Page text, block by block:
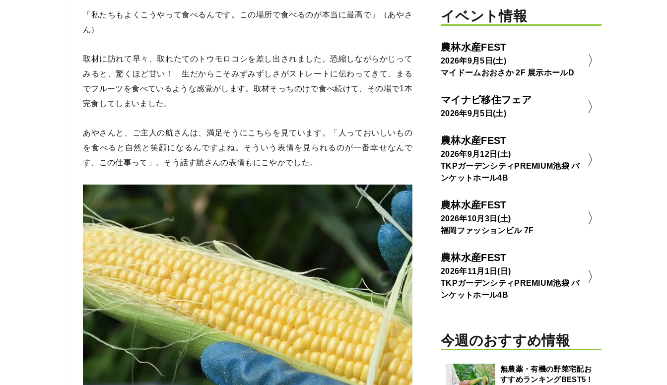
「私たちもよくこうやって食べるんです。この場所で食べるのが本当に最高で」（あやさ
ん）
取材に訪れて早々、取れたてのトウモロコシを差し出されました。恐縮しながらかじって
みると、驚くほど甘い！ 生だからこそみずみずしさがストレートに伝わってきて、まる
でフルーツを食べているような感覚がします。取材そっちのけで食べ続けて、その場で1本
完食してしまいました。
あやさんと、ご主人の航さんは、満足そうにこちらを見ています。「人っておいしいもの
を食べると自然と笑顔になるんですよね。そういう表情を見られるのが一番幸せなんで
す、この仕事って」。そう話す航さんの表情もにこやかでした。
イベント情報
農林水産FEST
2026年9月5日(土)
マイドームおおさか 2F 展示ホールD
マイナビ移住フェア
2026年9月5日(土)
農林水産FEST
2026年9月12日(土)
TKPガーデンシティPREMIUM池袋 バ
ンケットホール4B
農林水産FEST
2026年10月3日(土)
福岡ファッションビル 7F
農林水産FEST
2026年11月1日(日)
TKPガーデンシティPREMIUM池袋 バ
ンケットホール4B
今週のおすすめ情報
無農薬・有機の野菜宅配お
すすめランキングBEST5！